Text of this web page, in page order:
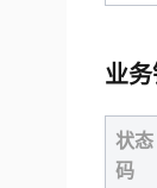
业
状态
码